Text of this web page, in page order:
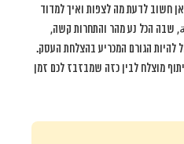
חשוב לדעת מה לצפות ואיך למדוד
שבה הכל נע מהר והתחרות קשה,
להיות הגורם המכריע בהצלחת העסק.
מוצלח לבין כזה שמבזבז לכם זמן